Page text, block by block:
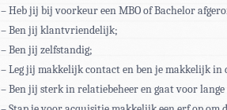
– Heb jij bij voorkeur een MBO of Bachelor
– Ben jij klantvriendelijk;
– Ben jij zelfstandig;
– Leg jij makkelijk contact en ben je makkelijk in
– Ben jij sterk in relatiebeheer en gaat voor